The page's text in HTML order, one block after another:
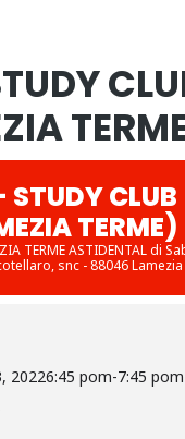
STUDY CLUB
TERME)
TERME ASTIDENTAL di
snc - 88046
20226:45 pom-7:45 pom